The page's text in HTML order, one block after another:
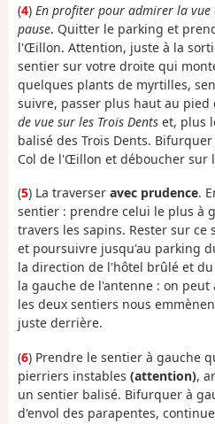
(4) En profiter pour admirer la vue
pause. Quitter le parking et
l'Œillon. Attention, juste à la
sentier sur votre droite qui
quelques plants de myrtilles,
suivre, passer plus haut au pied
de vue sur les Trois Dents et, plus
balisé des Trois Dents.
Col de l'Œillon et déboucher sur
(5) La traverser avec prudence.
sentier : prendre celui le plus à
travers les sapins. Rester sur
et poursuivre jusqu'au parking
la direction de l'hôtel brûlé et
la gauche de l'antenne : on
les deux sentiers nous
juste derrière.
(6) Prendre le sentier à gauche
pierriers instables (attention),
un sentier balisé. Bifurquer à
d'envol des parapentes,